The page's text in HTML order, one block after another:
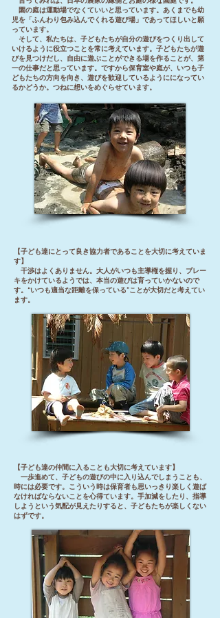
園の庭は運動場でなくていいと思っています。あくまでも幼
児を「ふんわり包み込んでくれる遊び場」であってほしいと願
っています。
そして、私たちは、子どもたちが自分の遊びをつくり出して
いけるように役立つことを常に考えています。子どもたちが遊
びを見つけだし、自由に遊ぶことができる場を作ることが、第
一の仕事だと思っています。ですから保育室や庭が、いつも子
どもたちの方向を向き、遊びを歓迎しているようにになってい
るかどうか。つねに想いをめぐらせています。
【子ども達にとって良き協力者であることを大切に考えていま
す】
干渉はよくありません。大人がいつも主導権を握り、ブレー
キをかけているようでは、本当の遊びは育っていかないので
す。“いつも適当な距離を保っている”ことが大切だと考えてい
ます。
【子ども達の仲間に入ることも大切に考えています】
一歩進めて、子どもの遊びの中に入り込んでしまうことも、
時には必要です。こういう時は保育者も思いっきり楽しく遊ば
なければならないことを心得ています。手加減をしたり、指導
しようという気配が見えたりすると、子どもたちが楽しくない
はずです。